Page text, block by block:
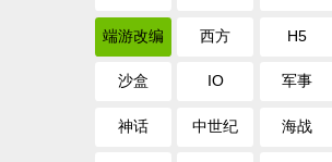
端游改编 西方 H5
沙盒 IO 军事
神话 中世纪 海战